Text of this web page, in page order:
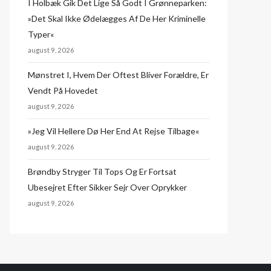
I Holbæk Gik Det Lige Så Godt I Grønneparken:
»Det Skal Ikke Ødelægges Af De Her Kriminelle
Typer«
august 9, 2026
Mønstret I, Hvem Der Oftest Bliver Forældre, Er
Vendt På Hovedet
august 9, 2026
»Jeg Vil Hellere Dø Her End At Rejse Tilbage«
august 9, 2026
Brøndby Stryger Til Tops Og Er Fortsat
Ubesejret Efter Sikker Sejr Over Oprykker
august 9, 2026